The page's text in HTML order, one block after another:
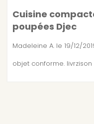
Cuisine
poupées Djec
Madeleine A. le 19/12/
objet conforme.